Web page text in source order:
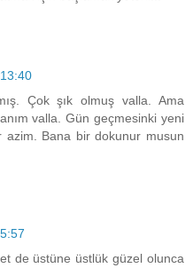
Çok şık olmuş valla. Ama
valla. Gün geçmesinki yeni
azim. Bana bir dokunur musun
de üstüne üstlük güzel olunca